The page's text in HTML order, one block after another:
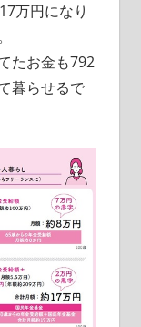
万円になり
たお金も792
暮らせるで